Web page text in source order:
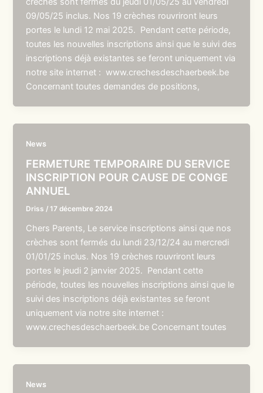
09/05/25 inclus. Nos 19 crèches rouvriront leurs
portes le lundi 12 mai 2025. Pendant cette période,
toutes les nouvelles inscriptions ainsi que le suivi des
inscriptions déjà existantes se feront uniquement via
notre site internet : www.crechesdeschaerbeek.be
Concernant toutes demandes de positions,
News
FERMETURE TEMPORAIRE DU SERVICE
INSCRIPTION POUR CAUSE DE CONGE
ANNUEL
Driss /17 décembre 2024
Chers Parents, Le service inscriptions ainsi que nos
crèches sont fermés du lundi 23/12/24 au mercredi
01/01/25 inclus. Nos 19 crèches rouvriront leurs
portes le jeudi 2 janvier 2025. Pendant cette
période, toutes les nouvelles inscriptions ainsi que le
suivi des inscriptions déjà existantes se feront
uniquement via notre site internet :
www.crechesdeschaerbeek.be Concernant toutes
News